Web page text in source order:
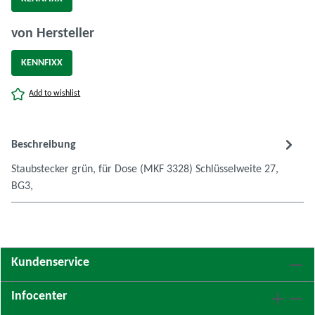
von Herstellerauswählen
KENNFIXX
Add to wishlist
Beschreibung
Staubstecker grün, für Dose (MKF 3328) Schlüsselweite 27,
BG3,
Kundenservice
Infocenter